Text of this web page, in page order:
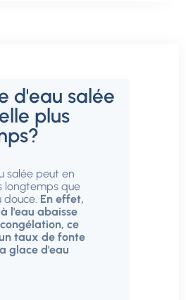
d'eau salée
plus
salée peut en
longtemps que
douce. En effet,
l'eau abaisse
ce
taux de fonte
glace d'eau